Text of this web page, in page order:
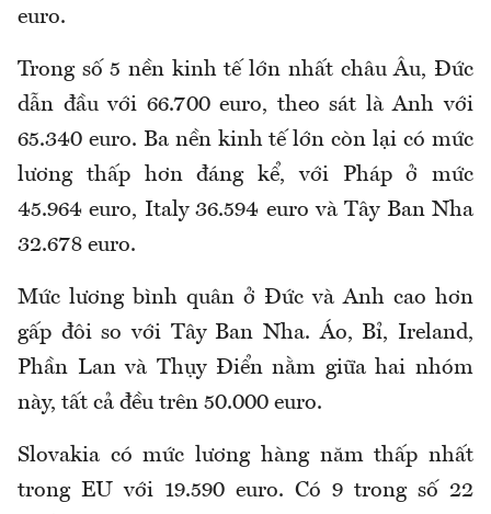
euro.
Trong số 5 nền kinh tế lớn nhất châu Âu, Đức
dẫn đầu với 66.700 euro, theo sát là Anh với
65.340 euro. Ba nền kinh tế lớn còn lại có mức
lương thấp hơn đáng kể, với Pháp ở mức
45.964 euro, Italy 36.594 euro và Tây Ban Nha
32.678 euro.
Mức lương bình quân ở Đức và Anh cao hơn
gấp đôi so với Tây Ban Nha. Áo, Bỉ, Ireland,
Phần Lan và Thụy Điển nằm giữa hai nhóm
này, tất cả đều trên 50.000 euro.
Slovakia có mức lương hàng năm thấp nhất
trong EU với 19.590 euro. Có 9 trong số 22